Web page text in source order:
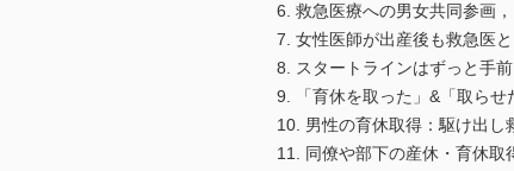
6. 救急医療への男女共同参
7. 女性医師が出産後も救急
8. スタートラインはずっと
9. 「育休を取った」&「取
10. 男性の育休取得：駆け
11. 同僚や部下の産休・育